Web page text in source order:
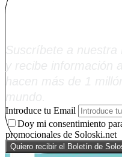
Introduce tu Email
Doy mi consentimiento
promocionales de Soloski.net